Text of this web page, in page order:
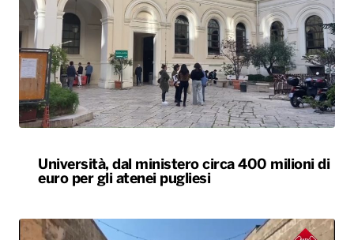
Università, dal ministero circa 400 milioni di
euro per gli atenei pugliesi